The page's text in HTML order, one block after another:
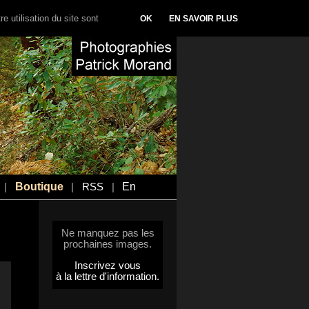
Boutique RSS En
Ne manquez pas les
prochaines images.
Inscrivez vous
à la lettre d'information.
utilisation du site sont OK EN SAVOIR PLUS